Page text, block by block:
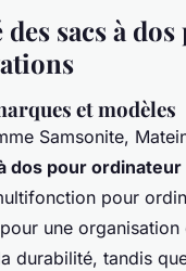
sacs à
et modèles
Samsonite,
dos pour ordinateur
pour
une
durabilité, tandis